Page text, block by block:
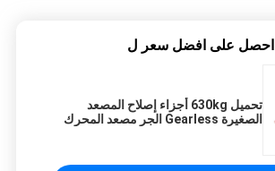
احصل على افضل سعر ل
تحميل 630kg أجزاء إصلاح المصعد
الصغيرة Gearless الجر مصعد المحرك